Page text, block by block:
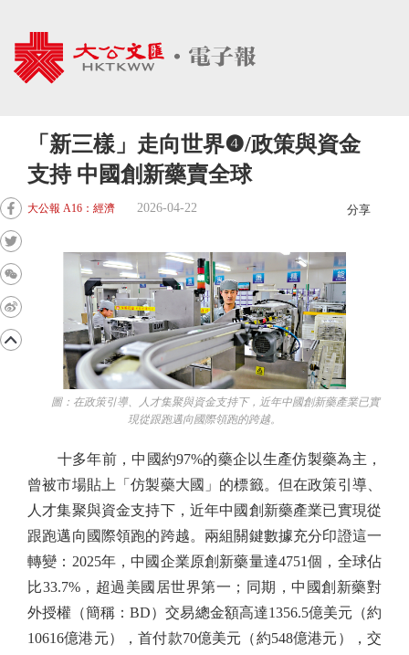
「新三樣」走向世界❹/政策與資金
支持 中國創新藥賣全球
大公報 A16：經濟 2026-04-22 分享
圖：在政策引導、人才集聚與資金支持下，近年中國創新藥產業已實
現從跟跑邁向國際領跑的跨越。
十多年前，中國約97%的藥企以生產仿製藥為主，
曾被市場貼上「仿製藥大國」的標籤。但在政策引導、
人才集聚與資金支持下，近年中國創新藥產業已實現從
跟跑邁向國際領跑的跨越。兩組關鍵數據充分印證這一
轉變：2025年，中國企業原創新藥量達4751個，全球佔
比33.7%，超過美國居世界第一；同期，中國創新藥對
外授權（簡稱：BD）交易總金額高達1356.5億美元（約
10616億港元），首付款70億美元（約548億港元），交